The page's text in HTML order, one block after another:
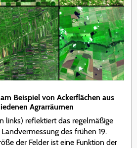
Beispiel von Ackerflächen aus
Agrarräumen
links) reflektiert das regelmäßige
des frühen 19.
der Felder ist eine Funktion der